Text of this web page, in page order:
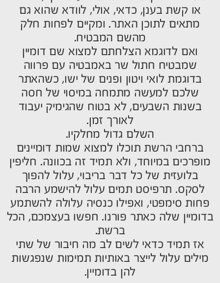
או קשת בענן, כדאי, אולי, לוודא שהוא גם
מתאים לתוכן האתר. ומקיים לפחות חלק
מהשם המבטיח.
ואם לדוגמא הצלחתם למצוא שם דומיין
שמבטיח חתול שר באמבטיה עם פרווה
בדוגמת לואי ויטון ופנים של ישו, כשהאתר
שלכם למעשה מתמחה במיסוי של חסה
בשנות השבעים, לא בטוח שהגימיק יעבוד
לאורך זמן.
השלם גדול מחלקיו.
ברחבי הרשת תוכלו למצוא שמות דומיינים
מופרכים במיוחד, ולא תמיד זה בכוונה. חליפין
בלועזית של כל דבר בריבוי, עלול להפוך
לסקס. תרפיסט תמים עלול להישמע הרבה
פחות סימפטי, ואפילו כנסיה עלולה להשתמע
בדומיין שלה כאתר פורנו. חפשו בעצמכם, הכל
ברשת.
אז תמיד כדאי לשים לב מה חיבור של שתי
מילים עלול לייצר באותיות תמימות שנפגשות
להן בדומיין.